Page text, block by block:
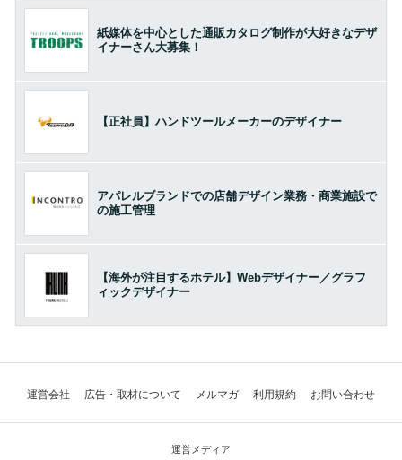
紙媒体を中心とした通販カタログ制作が大好きなデザ
イナーさん大募集！
【正社員】ハンドツールメーカーのデザイナー
アパレルブランドでの店舗デザイン業務・商業施設で
の施工管理
【海外が注目するホテル】Webデザイナー／グラフ
ィックデザイナー
運営会社 広告・取材について メルマガ 利用規約 お問い合わせ
運営メディア